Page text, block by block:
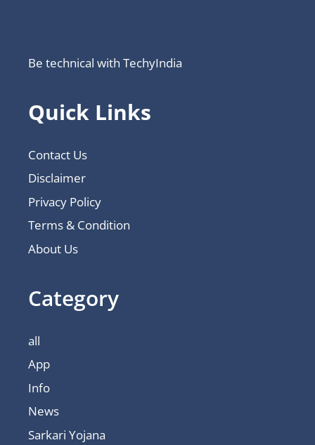
Be technical with TechyIndia
Quick Links
Contact Us
Disclaimer
Privacy Policy
Terms & Condition
About Us
Category
all
App
Info
News
Sarkari Yojana